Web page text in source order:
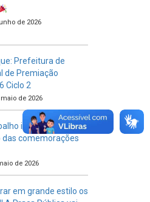
de 2026
Prefeitura de
de Premiação
Ciclo 2
de 2026
integrado
comemorações
de 2026
em grande estilo os